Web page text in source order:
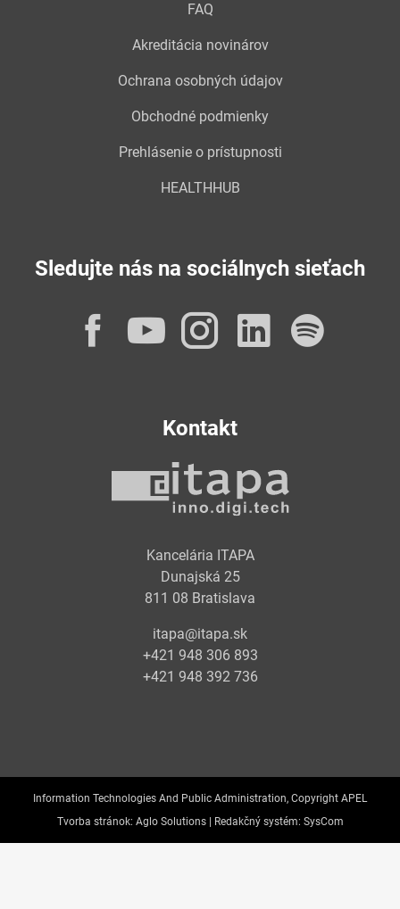
FAQ
Akreditácia novinárov
Ochrana osobných údajov
Obchodné podmienky
Prehlásenie o prístupnosti
HEALTHHUB
Sledujte nás na sociálnych sieťach
Facebook
YouTube
Instagram
Kontakt
Kancelária ITAPA
Dunajská 25
811 08 Bratislava
itapa@itapa.sk
+421 948 306 893
+421 948 392 736
Information Technologies And Public Administration, Copyright APEL
Tvorba stránok: Aglo Solutions | Redakčný systém: SysCom